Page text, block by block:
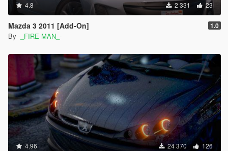
4.8 2 331 23
Mazda 3 2011 [Add-On] 1.0
By -_FIRE-MAN_-
4.96 24 370 126